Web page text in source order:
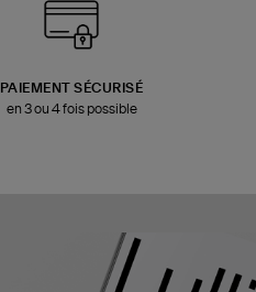
PAIEMENT SÉCURISÉ
en 3 ou 4 fois possible